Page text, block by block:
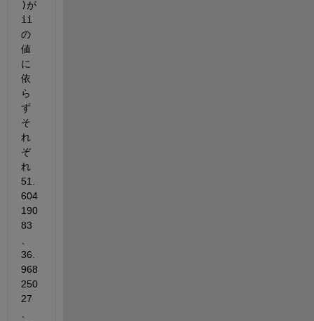
)が
ii
の
値
に
依
ら
ず
そ
れ
ぞ
れ
51.
604
190
83
36.
968
250
27